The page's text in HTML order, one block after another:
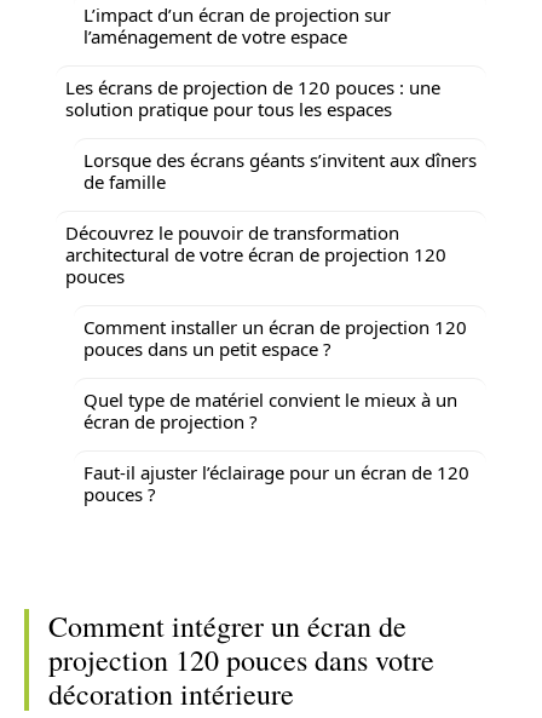
L’impact d’un écran de projection sur
l’aménagement de votre espace
Les écrans de projection de 120 pouces : une
solution pratique pour tous les espaces
Lorsque des écrans géants s’invitent aux dîners
de famille
Découvrez le pouvoir de transformation
architectural de votre écran de projection 120
pouces
Comment installer un écran de projection 120
pouces dans un petit espace ?
Quel type de matériel convient le mieux à un
écran de projection ?
Faut-il ajuster l’éclairage pour un écran de 120
pouces ?
Comment intégrer un écran de
projection 120 pouces dans votre
décoration intérieure